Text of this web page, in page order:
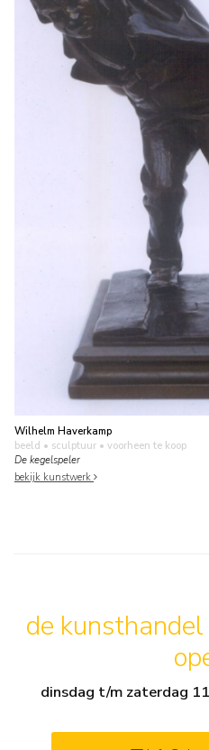
Wilhelm Haverkamp
beeld • sculptuur • voorheen te koop
De kegelspeler
bekijk kunstwerk
de
dinsdag t/m zaterdag